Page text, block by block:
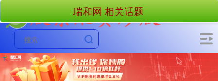
瑞和网 相关话题